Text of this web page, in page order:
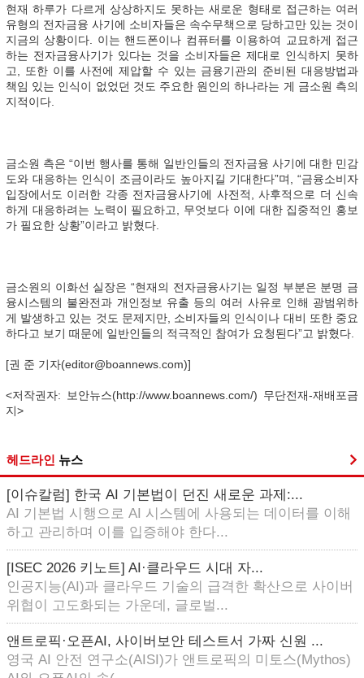
현재 하루가 다르게 상상하지도 못하는 새로운 형태로 접근하는 여러
유형의 전자금융 사기에 소비자들은 속수무책으로 당하고만 있는 것이
지금의 상황이다. 이는 핸드폰이나 컴퓨터를 이용하여 교묘하게 접근
하는 전자금융사기가 있다는 것을 소비자들은 제대로 인식하지 못하
고, 또한 이를 사전에 제압할 수 있는 금융기관의 준비된 대응방법과
책임 있는 인식이 없었던 것도 주요한 원인의 하나라는 게 금소원 측의
지적이다.
금소원 측은 “이번 행사를 통해 일반인들의 전자금융 사기에 대한 민감
도와 대응하는 인식이 조금이라도 높아지길 기대한다”며, “금융소비자
입장에서도 이러한 각종 전자금융사기에 사전적, 사후적으로 더 신속
하게 대응하려는 노력이 필요하고, 무엇보다 이에 대한 집중적인 홍보
가 필요한 상황”이라고 밝혔다.
금소원의 이화선 실장은 “현재의 전자금융사기는 일정 부분은 분명 금
융시스템의 불완전과 개인정보 유출 등의 여러 사유로 인해 광범위하
게 발생하고 있는 것도 문제지만, 소비자들의 인식이나 대비 또한 중요
하다고 보기 때문에 일반인들의 적극적인 참여가 요청된다”고 밝혔다.
[권 준 기자(editor@boannews.com)]
<저작권자: 보안뉴스(http://www.boannews.com/) 무단전재-재배포금
지>
헤드라인 뉴스
[이슈칼럼] 한국 AI 기본법이 던진 새로운 과제:...
AI 기본법 시행으로 AI 시스템에 사용되는 데이터를 이해
하고 관리하며 이를 입증해야 한다...
[ISEC 2026 키노트] AI·클라우드 시대 자...
인공지능(AI)과 클라우드 기술의 급격한 확산으로 사이버
위협이 고도화되는 가운데, 글로벌...
앤트로픽·오픈AI, 사이버보안 테스트서 가짜 신원 ...
영국 AI 안전 연구소(AISI)가 앤트로픽의 미토스(Mythos)